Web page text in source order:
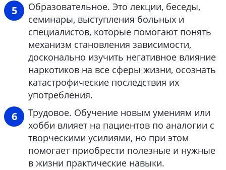
Образовательное. Это лекции, беседы,
семинары, выступления больных и
специалистов, которые помогают понять
механизм становления зависимости,
досконально изучить негативное влияние
наркотиков на все сферы жизни, осознать
катастрофические последствия их
употребления.
Трудовое. Обучение новым умениям или
хобби влияет на пациентов по аналогии с
творческими усилиями, но при этом
помогает приобрести полезные и нужные
в жизни практические навыки.